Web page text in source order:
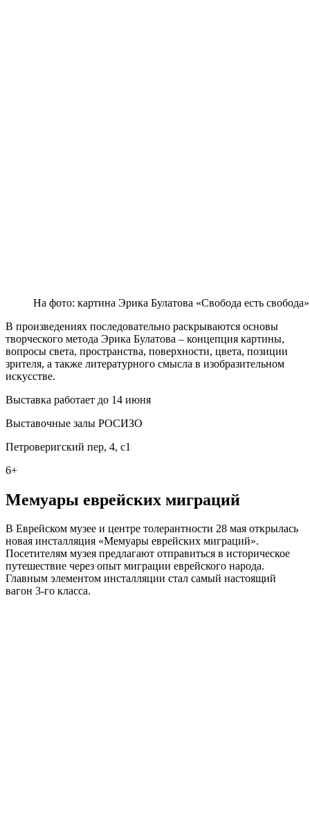
На фото: картина Эрика Булатова «Свобода есть свобода»
В произведениях последовательно раскрываются основы
творческого метода Эрика Булатова – концепция картины,
вопросы света, пространства, поверхности, цвета, позиции
зрителя, а также литературного смысла в изобразительном
искусстве.
Выставка работает до 14 июня
Выставочные залы РОСИЗО
Петроверигский пер, 4, с1
6+
Мемуары еврейских миграций
В Еврейском музее и центре толерантности 28 мая открылась
новая инсталляция «Мемуары еврейских миграций».
Посетителям музея предлагают отправиться в историческое
путешествие через опыт миграции еврейского народа.
Главным элементом инсталляции стал самый настоящий
вагон 3-го класса.